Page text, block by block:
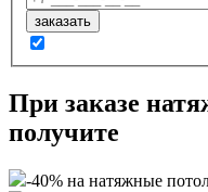
При заказе
получите
-40% на натяжные